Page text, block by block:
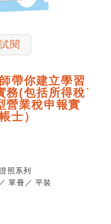
閱
帶你建立學習
務(包括所得稅ˋ
營業稅申報實
士）
照系列
／單冊 ／平裝